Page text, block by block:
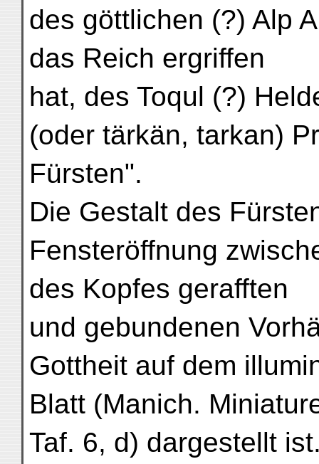
des göttlichen (?) Alp
das Reich ergriffen
hat, des Toqul (?)
(oder tärkän, tarkan)
Fürsten".
Die Gestalt des
Fensteröffnung
des Kopfes gerafften
und gebundenen
Gottheit auf dem
Blatt (Manich.
Taf. 6, d) dargestellt